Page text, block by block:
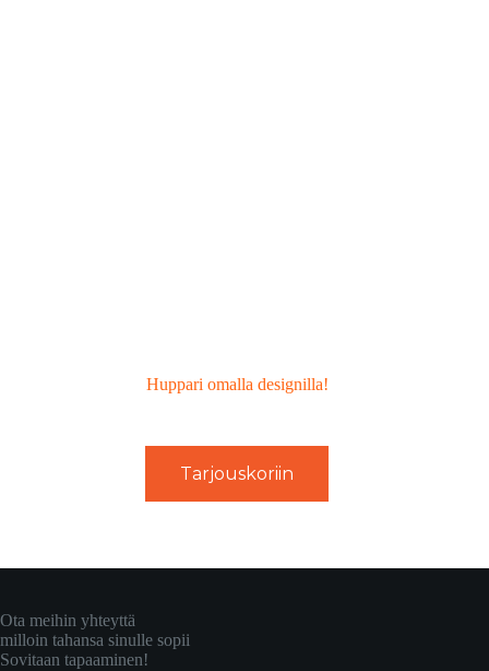
Huppari omalla designilla!
Tarjouskoriin
Ota meihin yhteyttä
milloin tahansa sinulle sopii
Sovitaan tapaaminen!